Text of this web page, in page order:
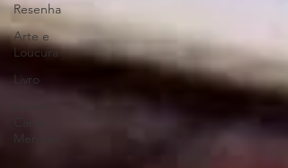
Resenha
Arte e
Loucura
Livro
Mendes